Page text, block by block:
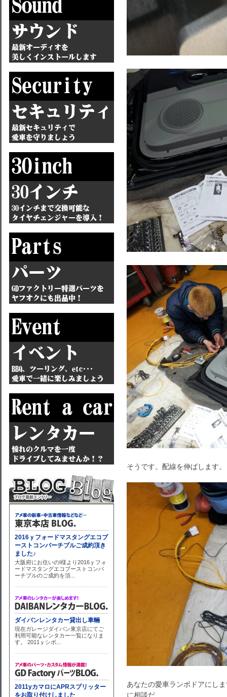
そうです。配線を伸ばします。
あなたの愛車ランボドアに
に相談だ